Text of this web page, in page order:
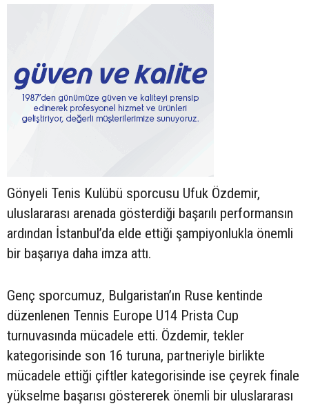
Gönyeli Tenis Kulübü sporcusu Ufuk Özdemir,
uluslararası arenada gösterdiği başarılı performansın
ardından İstanbul’da elde ettiği şampiyonlukla önemli
bir başarıya daha imza attı.
Genç sporcumuz, Bulgaristan’ın Ruse kentinde
düzenlenen Tennis Europe U14 Prista Cup
turnuvasında mücadele etti. Özdemir, tekler
kategorisinde son 16 turuna, partneriyle birlikte
mücadele ettiği çiftler kategorisinde ise çeyrek finale
yükselme başarısı göstererek önemli bir uluslararası